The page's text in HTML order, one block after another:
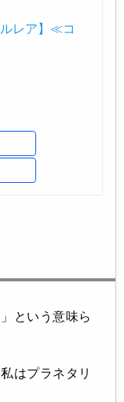
ルレア】≪コ
という意味ら
はプラネタリ